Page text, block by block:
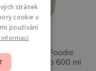
Asobu Bestie Foodie
na jídlo 600 ml
stránek
cookie v
používání
informací